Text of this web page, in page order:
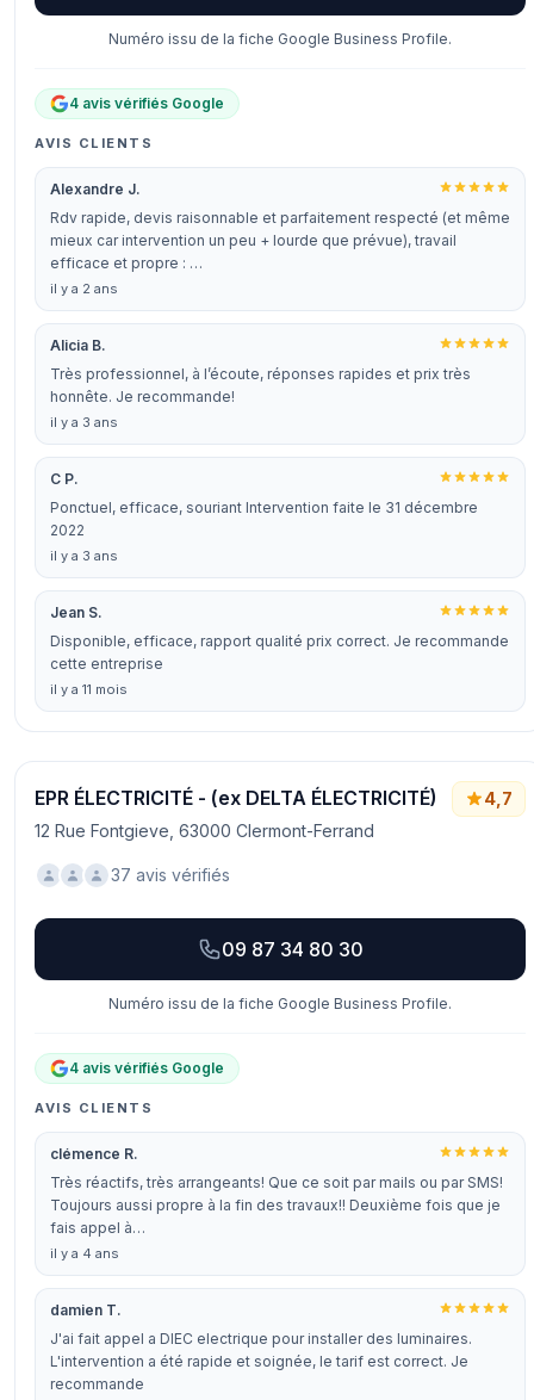
Numéro issu de la fiche Google Business Profile.
4 avis vérifiés Google
AVIS CLIENTS
Alexandre J.
Rdv rapide, devis raisonnable et parfaitement respecté (et même
mieux car intervention un peu + lourde que prévue), travail
efficace et propre : …
il y a 2 ans
Alicia B.
Très professionnel, à l’écoute, réponses rapides et prix très
honnête. Je recommande!
il y a 3 ans
C P.
Ponctuel, efficace, souriant Intervention faite le 31 décembre
2022
il y a 3 ans
Jean S.
Disponible, efficace, rapport qualité prix correct. Je recommande
cette entreprise
il y a 11 mois
EPR ÉLECTRICITÉ - (ex DELTA ÉLECTRICITÉ)
12 Rue Fontgieve, 63000 Clermont-Ferrand
4,7
37 avis vérifiés
09 87 34 80 30
Numéro issu de la fiche Google Business Profile.
4 avis vérifiés Google
AVIS CLIENTS
clémence R.
Très réactifs, très arrangeants! Que ce soit par mails ou par SMS!
Toujours aussi propre à la fin des travaux!! Deuxième fois que je
fais appel à…
il y a 4 ans
damien T.
J'ai fait appel a DIEC electrique pour installer des luminaires.
L'intervention a été rapide et soignée, le tarif est correct. Je
recommande